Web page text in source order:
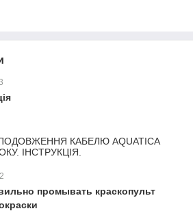
КАБЕЛЮ AQUATICA
ІНСТРУКЦІЯ.
промывать краскопульт